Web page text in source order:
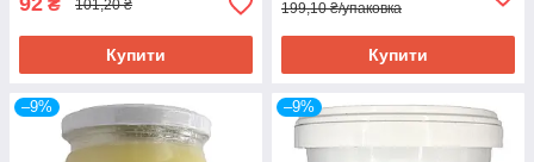
₴ 101,20 ₴
Купити
199,10 ₴/упаковка
Купити
–9% –9%